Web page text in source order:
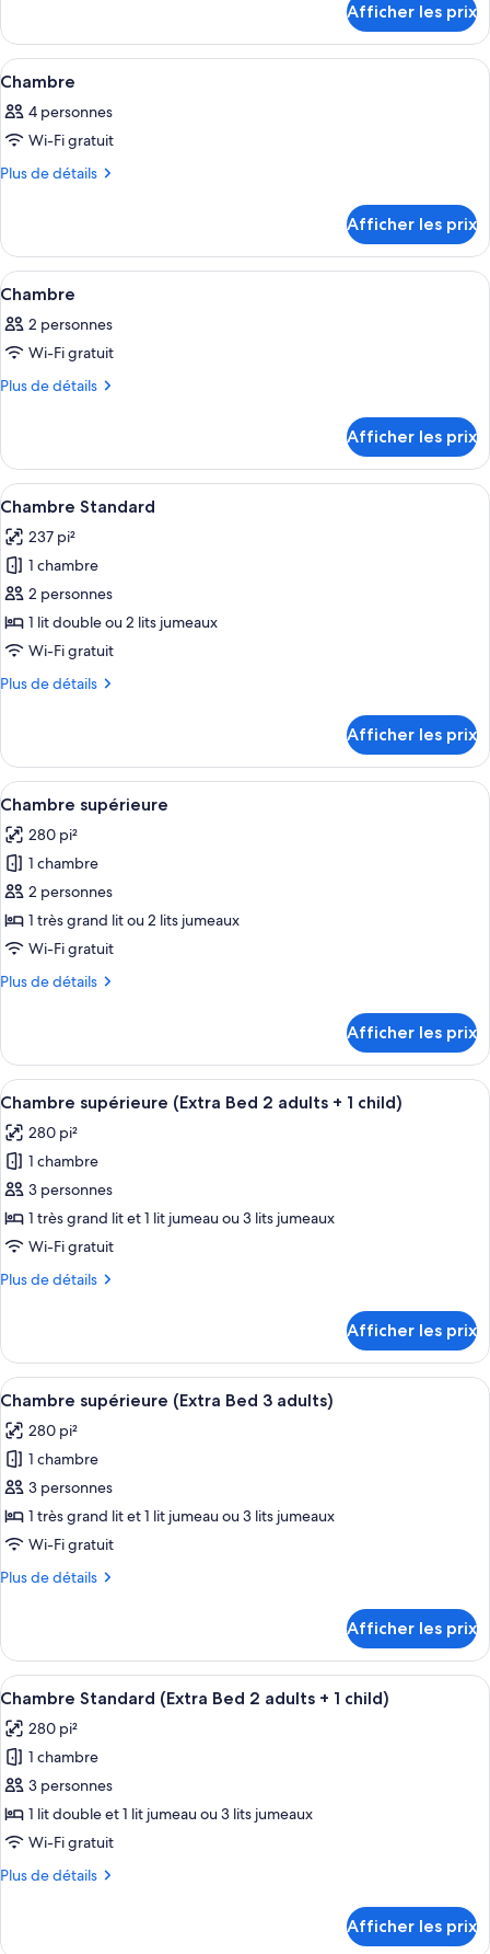
chambre :
Premium
Double
Premium
Double
Afficher les prix
Afficher
toutes
les
photos
pour
de
chambre :
Chambre
Une chambre d’hôtel avec un lit, un
5
Chambre
4 personnes
Wi-Fi gratuit
Plus de détails
Plus
Chambre
Afficher les prix
Afficher
toutes
les
photos
pour
de
chambre :
Chambre
Une chambre d’hôtel avec deux lits,
6
Chambre
2 personnes
Wi-Fi gratuit
Plus de détails
Plus
Chambre
Afficher les prix
Afficher
toutes
les
photos
pour
ce
type
chambre :
Une chambre d’hôtel avec un grand
10
Chambre Standard
237 pi²
1 chambre
2 personnes
1 lit double ou 2 lits jumeaux
Wi-Fi gratuit
Plus de détails
Plus
Chambre
Standard
Afficher les prix
Afficher
toutes
les
photos
pour
ce
type
chambre :
Une chambre d’hôtel comprenant
10
Chambre supérieure
280 pi²
1 chambre
2 personnes
1 très grand lit ou 2 lits jumeaux
Wi-Fi gratuit
Plus de détails
Plus
Chambre
supérieure
Afficher les prix
Afficher
toutes
les
photos
pour
ce
type
chambre :
(Extra
Bed
2
adults
+
1
child)
Une chambre d’hôtel comprenant
10
Chambre supérieure (Extra Bed 2 adults + 1 child)
280 pi²
1 chambre
3 personnes
1 très grand lit et 1 lit jumeau ou 3 lits jumeaux
Wi-Fi gratuit
Plus de détails
Plus
Chambre
supérieure
(Extra
2
adults
child)
Afficher les prix
Afficher
toutes
les
photos
pour
ce
type
chambre :
(Extra
Bed
3
adults)
Une chambre d’hôtel comprenant
10
Chambre supérieure (Extra Bed 3 adults)
280 pi²
1 chambre
3 personnes
1 très grand lit et 1 lit jumeau ou 3 lits jumeaux
Wi-Fi gratuit
Plus de détails
Plus
Chambre
supérieure
(Extra
3
adults)
Afficher les prix
Afficher
toutes
les
photos
pour
ce
type
chambre :
Une chambre d’hôtel avec un grand
7
Chambre Standard (Extra Bed 2 adults + 1 child)
280 pi²
1 chambre
3 personnes
1 lit double et 1 lit jumeau ou 3 lits jumeaux
Wi-Fi gratuit
Plus de détails
Plus
Afficher les prix